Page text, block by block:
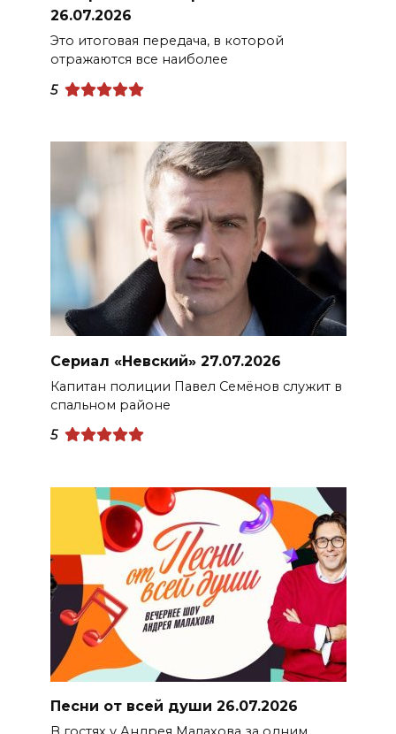
26.07.2026
Это итоговая передача, в которой
отражаются все наиболее
5
Сериал «Невский» 27.07.2026
Капитан полиции Павел Семёнов служит в
спальном районе
5
Песни от всей души 26.07.2026